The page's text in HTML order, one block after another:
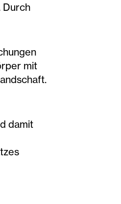
Durch
mit
damit